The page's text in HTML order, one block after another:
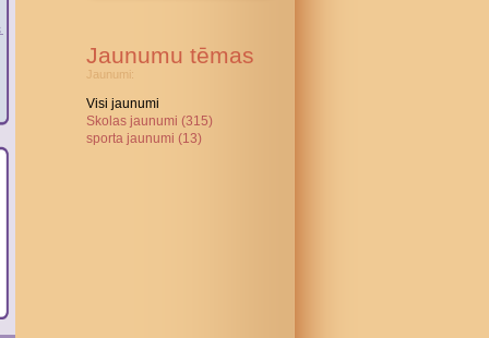
Jaunumu tēmas
Jaunumi:
Visi jaunumi
Skolas jaunumi (315)
sporta jaunumi (13)